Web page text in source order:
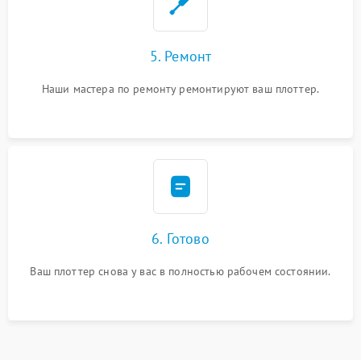
5. Ремонт
Наши мастера по ремонту ремонтируют ваш плоттер.
6. Готово
Ваш плоттер снова у вас в полностью рабочем состоянии.